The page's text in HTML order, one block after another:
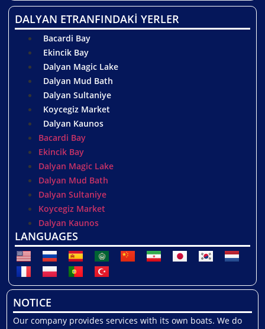
DALYAN ETRANFINDAKİ YERLER
Bacardi Bay
Ekincik Bay
Dalyan Magic Lake
Dalyan Mud Bath
Dalyan Sultaniye
Koycegiz Market
Dalyan Kaunos
Bacardi Bay
Ekincik Bay
Dalyan Magic Lake
Dalyan Mud Bath
Dalyan Sultaniye
Koycegiz Market
Dalyan Kaunos
LANGUAGES
NOTICE
Our company provides services with its own boats. We do